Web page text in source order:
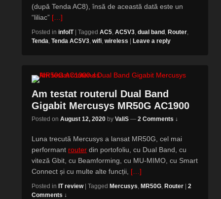
(după Tenda AC8), însă de această dată este un
“liliac” […]
Posted in infoIT Tagged AC5, AC5V3, dual band , Router,
Tenda, Tenda AC5V3, wifi, wireless Leave a reply
Am testat routerul Dual Band
Gigabit Mercusys MR50G AC1900
Posted on August 12, 2020 by ValiS — 2 Comments ↓
Luna trecută Mercusys a lansat MR50G, cel mai
performant router din portofoliu, cu Dual Band, cu
viteză Gbit, cu Beamforming, cu MU-MIMO, cu Smart
Connect și cu multe alte funcții, […]
Posted in IT review Tagged Mercusys, MR50G, Router
2
Comments ↓